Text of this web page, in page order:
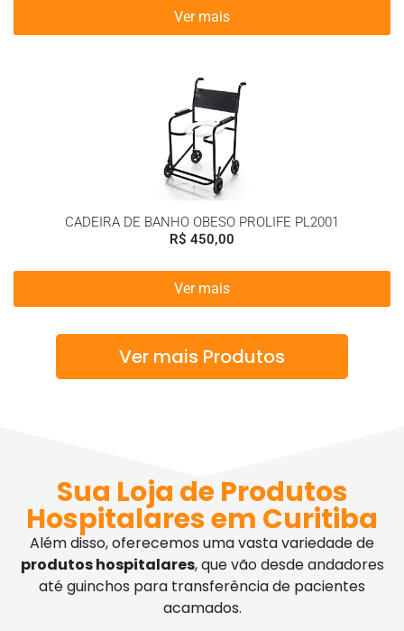
Ver mais
CADEIRA DE BANHO OBESO PROLIFE PL2001
R$ 450,00
Ver mais
Ver mais Produtos
Sua Loja de Produtos
Hospitalares em Curitiba
Além disso, oferecemos uma vasta variedade de
produtos hospitalares, que vão desde andadores
até guinchos para transferência de pacientes
acamados.